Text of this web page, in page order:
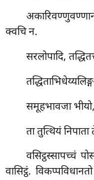
क्वचि न.
सरलोपादि,
समूहभावजा
ता तुत्थियं
वसिट्ठस्सापच्चं
वासिट्ठं.